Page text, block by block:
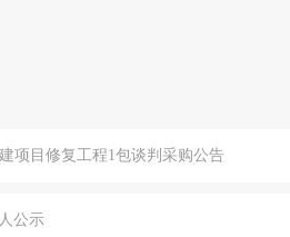
项目修复工程1包谈判采购公告
公示